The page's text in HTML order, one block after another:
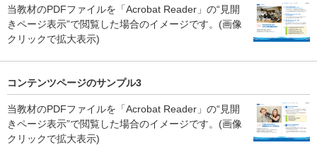
当教材のPDFファイルを「Acrobat Reader」の“見開
きページ表示”で閲覧した場合のイメージです。(画像
クリックで拡大表示)
コンテンツページのサンプル3
当教材のPDFファイルを「Acrobat Reader」の“見開
きページ表示”で閲覧した場合のイメージです。(画像
クリックで拡大表示)